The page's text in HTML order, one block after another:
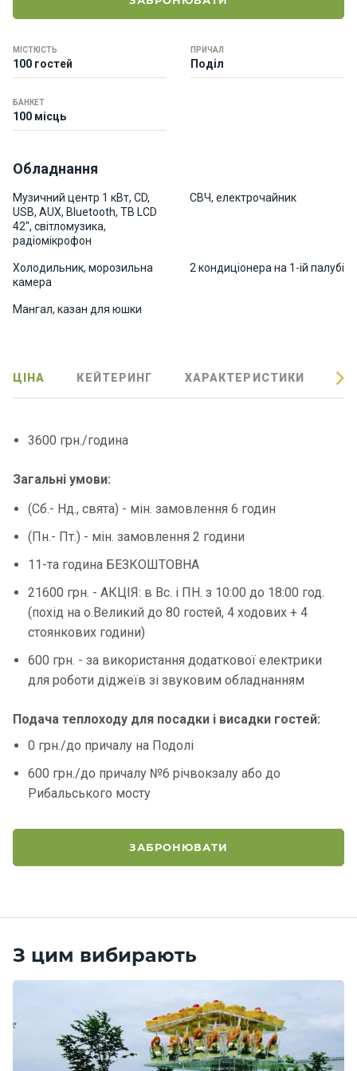
МІСТКІСТЬ
100 гостей
ПРИЧАЛ
Поділ
БАНКЕТ
100 місць
Обладнання
Музичний центр 1 кВт, CD,
USB, AUX, Bluetooth, ТВ LCD
42", світломузика,
радіомікрофон
СВЧ, електрочайник
Холодильник, морозильна
камера
2 кондиціонера на 1-ій палубі
Мангал, казан для юшки
ЦІНА КЕЙТЕРИНГ ХАРАКТЕРИСТИКИ
3600 грн./година
Загальні умови:
(Сб.- Нд., свята) - мін. замовлення 6 годин
(Пн.- Пт.) - мін. замовлення 2 години
11-та година БЕЗКОШТОВНА
21600 грн. - АКЦІЯ: в Вс. і ПН. з 10:00 до 18:00 год.
(похід на о.Великий до 80 гостей, 4 ходових + 4
стоянкових години)
600 грн. - за використання додаткової електрики
для роботи діджеїв зі звуковим обладнанням
Подача теплоходу для посадки і висадки гостей:
0 грн./до причалу на Подолі
600 грн./до причалу №6 річвокзалу або до
Рибальського мосту
ЗАБРОНЮВАТИ
З цим вибирають
К
а
т
е
Про
ми
відпочи
нкові
сертифі
кати
Розваг
и
Річкові
янки
Контакт
и